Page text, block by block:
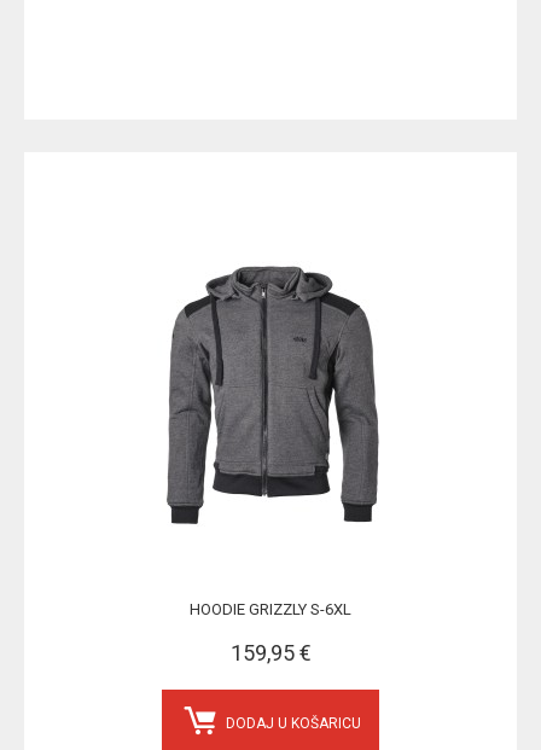
HOODIE GRIZZLY S-6XL
159,95 €
DODAJ U KOŠARICU